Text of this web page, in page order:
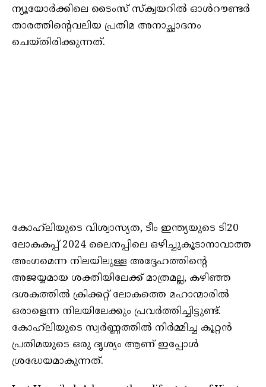
ന്യൂയോർക്കിലെ ടൈംസ് സ്ക്വയറിൽ ഓൾറൗണ്ടർ
താരത്തിൻ്റെവലിയ പ്രതിമ അനാച്ഛാദനം
ചെയ്തിരിക്കുന്നത്.
കോഹ്‌ലിയുടെ വിശ്വാസ്യത, ടീം ഇന്ത്യയുടെ ടി20
ലോകകപ്പ് 2024 ലൈനപ്പിലെ ഒഴിച്ചുകൂടാനാവാത്ത
അംഗമെന്ന നിലയിലുള്ള അദ്ദേഹത്തിൻ്റെ
അജയ്യമായ ശക്തിയിലേക്ക് മാത്രമല്ല, കഴിഞ്ഞ
ദശകത്തിൽ ക്രിക്കറ്റ് ലോകത്തെ മഹാന്മാരിൽ
ഒരാളെന്ന നിലയിലേക്കും പ്രവർത്തിച്ചിട്ടുണ്ട്.
കോഹ്‌ലിയുടെ സ്വർണ്ണത്തിൽ നിർമ്മിച്ച കൂറ്റൻ
പ്രതിമയുടെ ഒരു ദൃശ്യം ആണ് ഇപ്പോൾ
ശ്രദ്ധേയമാകുന്നത്.